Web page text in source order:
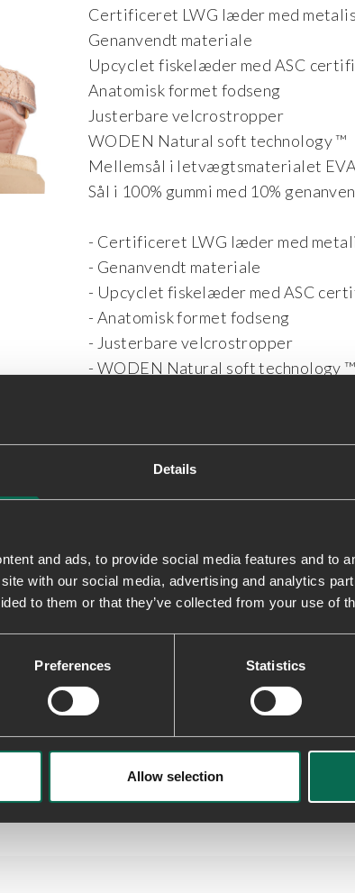
Details
and ads, to provide social media features and to
with our social media, advertising and analytics
to them or that they’ve collected from your use of
Preferences Statistics
Allow selection
Certificeret LWG læder med
Genanvendt materiale
Upcyclet fiskelæder med ASC
Anatomisk formet fodseng
Justerbare velcrostropper
WODEN Natural soft technology ™
Mellemsål i letvægtsmaterialet EVA
Sål i 100% gummi med 10%
- Certificeret LWG læder med
- Genanvendt materiale
- Upcyclet fiskelæder med ASC
- Anatomisk formet fodseng
- Justerbare velcrostropper
- WODEN Natural soft technology ™